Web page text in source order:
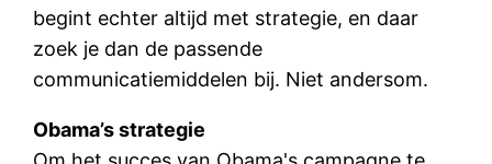
begint echter altijd met strategie, en daar
zoek je dan de passende
communicatiemiddelen bij. Niet andersom.
Obama’s strategie